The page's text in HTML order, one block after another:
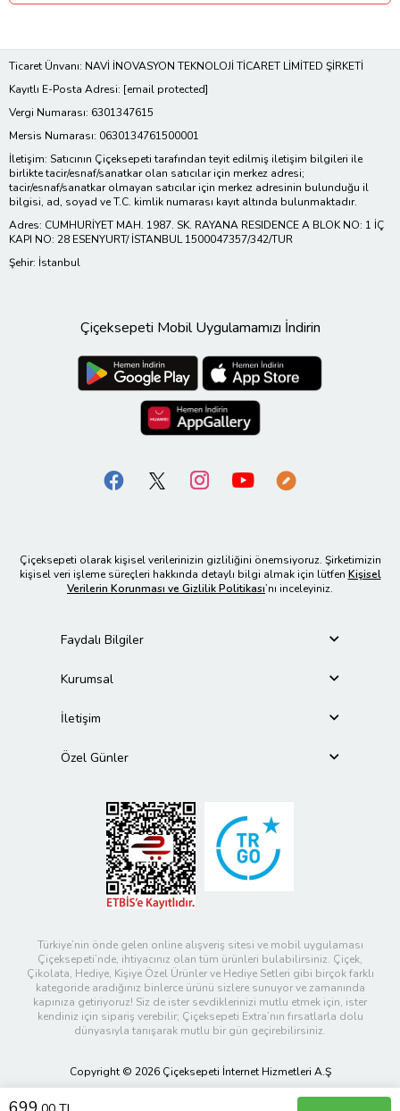
Ticaret Ünvanı: NAVİ İNOVASYON TEKNOLOJİ TİCARET LİMİTED ŞİRKETİ
Kayıtlı E-Posta Adresi: [email protected]
Vergi Numarası: 6301347615
Mersis Numarası: 0630134761500001
İletişim: Satıcının Çiçeksepeti tarafından teyit edilmiş iletişim bilgileri ile
birlikte tacir/esnaf/sanatkar olan satıcılar için merkez adresi;
tacir/esnaf/sanatkar olmayan satıcılar için merkez adresinin bulunduğu il
bilgisi, ad, soyad ve T.C. kimlik numarası kayıt altında bulunmaktadır.
Adres: CUMHURİYET MAH. 1987. SK. RAYANA RESIDENCE A BLOK NO: 1 İÇ
KAPI NO: 28 ESENYURT/ İSTANBUL 1500047357/342/TUR
Şehir: İstanbul
Çiçeksepeti Mobil Uygulamamızı İndirin
Çiçeksepeti olarak kişisel verilerinizin gizliliğini önemsiyoruz. Şirketimizin
kişisel veri işleme süreçleri hakkında detaylı bilgi almak için lütfen Kişisel
Verilerin Korunması ve Gizlilik Politikası’nı inceleyiniz.
Faydalı Bilgiler
Kurumsal
İletişim
Özel Günler
Türkiye’nin önde gelen online alışveriş sitesi ve mobil uygulaması
Çiçeksepeti’nde, ihtiyacınız olan tüm ürünleri bulabilirsiniz. Çiçek,
Çikolata, Hediye, Kişiye Özel Ürünler ve Hediye Setleri gibi birçok farklı
kategoride aradığınız binlerce ürünü sizlere sunuyor ve zamanında
kapınıza getiriyoruz! Siz de ister sevdiklerinizi mutlu etmek için, ister
kendiniz için sipariş verebilir; Çiçeksepeti Extra’nın fırsatlarla dolu
dünyasıyla tanışarak mutlu bir gün geçirebilirsiniz.
Copyright © 2026 Çiçeksepeti İnternet Hizmetleri A.Ş